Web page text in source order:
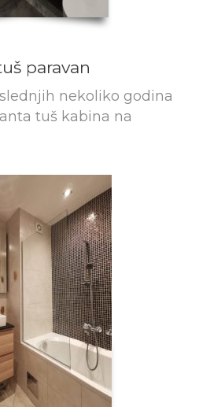
paravan
nekoliko godina
tuš kabina na